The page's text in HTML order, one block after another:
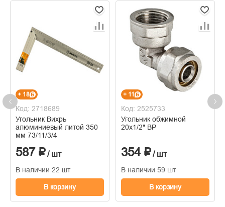
+ 18
Код: 2718689
Угольник Вихрь
алюминиевый литой 350
мм 73/11/3/4
587 ₽/ шт
В наличии 22 шт
В корзину
+ 11
Код: 2525733
Угольник обжимной
20х1/2" ВР
354 ₽/ шт
В наличии 59 шт
В корзину